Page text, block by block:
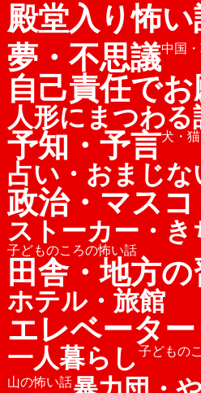
殿堂入り怖い
夢・不思議中国
自己責任で
人形にまつわる
予知・予言犬・
占い・おまじな
政治・マス
ストーカー・
子どものころの怖い話
田舎・地方
ホテル・旅館
エレベータ
一人暮らし 子どもの
山の怖い話